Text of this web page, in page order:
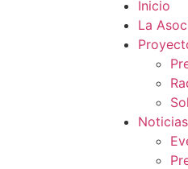
Inicio
La
Noticias